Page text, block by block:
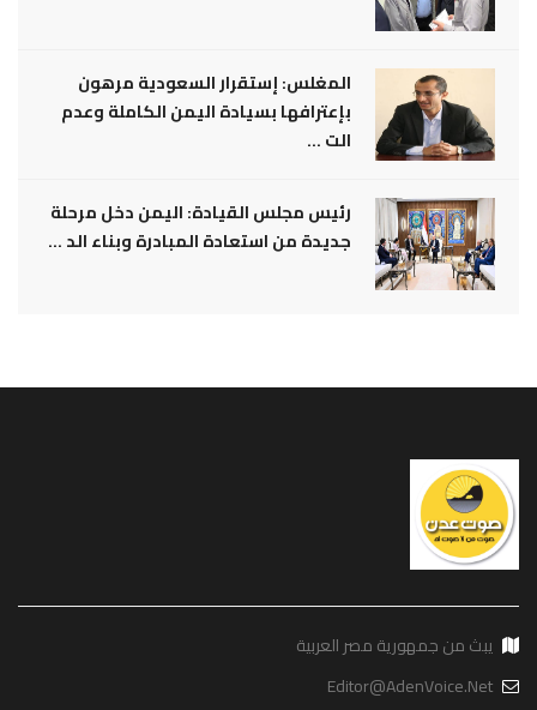
المغلس: إستقرار السعودية مرهون
بإعترافها بسيادة اليمن الكاملة وعدم
الت ...
رئيس مجلس القيادة: اليمن دخل مرحلة
جديدة من استعادة المبادرة وبناء الد ...
يبث من جمهورية مصر العربية
Editor@AdenVoice.Net